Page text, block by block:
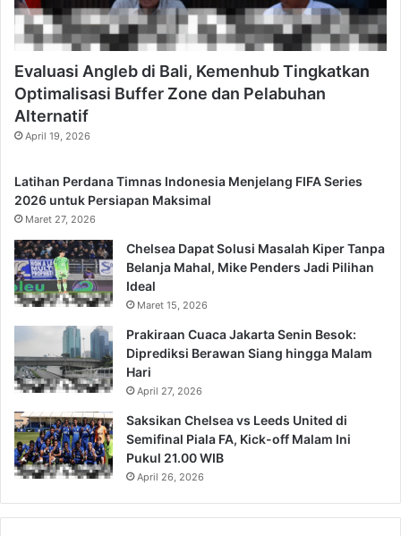
Evaluasi Angleb di Bali, Kemenhub Tingkatkan
Optimalisasi Buffer Zone dan Pelabuhan
Alternatif
April 19, 2026
Latihan Perdana Timnas Indonesia Menjelang FIFA Series
2026 untuk Persiapan Maksimal
Maret 27, 2026
Chelsea Dapat Solusi Masalah Kiper Tanpa
Belanja Mahal, Mike Penders Jadi Pilihan
Ideal
Maret 15, 2026
Prakiraan Cuaca Jakarta Senin Besok:
Diprediksi Berawan Siang hingga Malam
Hari
April 27, 2026
Saksikan Chelsea vs Leeds United di
Semifinal Piala FA, Kick-off Malam Ini
Pukul 21.00 WIB
April 26, 2026